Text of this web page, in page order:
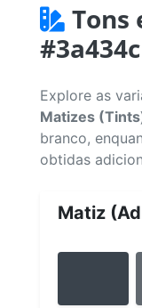
Tons
#3a434c
Explore as
Matizes
branco,
obtidas
Matiz